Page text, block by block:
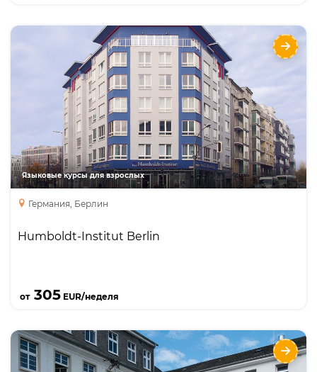
Языковые курсы для взрослых
Германия, Берлин
Humboldt-Institut Berlin
от305 EUR/неделя
Humboldt-Institut Berlin
Интенсивный курс
Занятия с преподавателем один на один
курс подготовки к экзаменам
Каникулярные курсы немецкого для
школьников с Humboldt-Institut в